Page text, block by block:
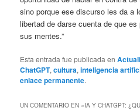
sino porque ese discurso les da a
libertad de darse cuenta de que
sus mentes.”
Esta entrada fue publicada en
ChatGPT,cultura,inteligencia
enlace permanente.
UN COMENTARIO EN «IA Y CHATGPT: